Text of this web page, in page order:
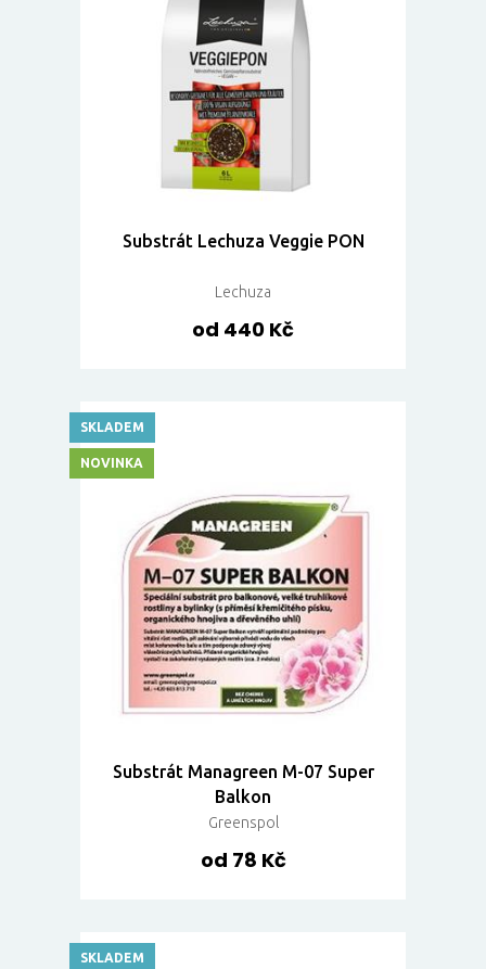
Substrát Lechuza Veggie PON
Lechuza
od 440 Kč
Substrát Managreen M-07 Super
Balkon
Greenspol
od 78 Kč
SKLADEM
NOVINKA
SKLADEM